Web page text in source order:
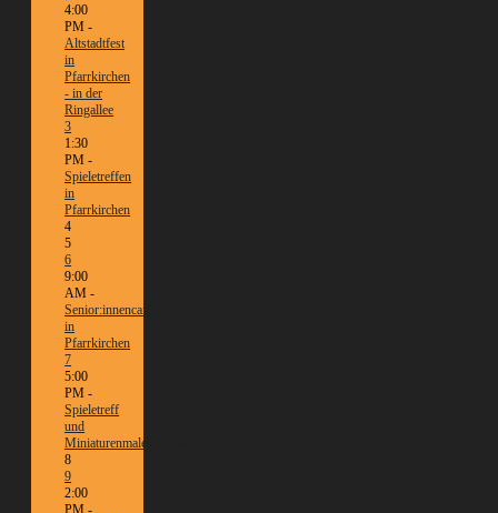
4:00
PM -
Altstadtfest
in
Pfarrkirchen
- in der
Ringallee
3
1:30
PM -
Spieletreffen
in
Pfarrkirchen
4
5
6
9:00
AM -
Senior:innencafé
in
Pfarrkirchen
7
5:00
PM -
Spieletreff
und
Miniaturenmalen/Tabletop
8
9
2:00
PM -